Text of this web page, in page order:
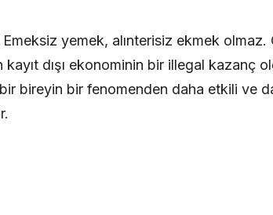
yemek, alınterisiz ekmek
dışı ekonominin bir illegal kazanç
bireyin bir fenomenden daha etkili ve